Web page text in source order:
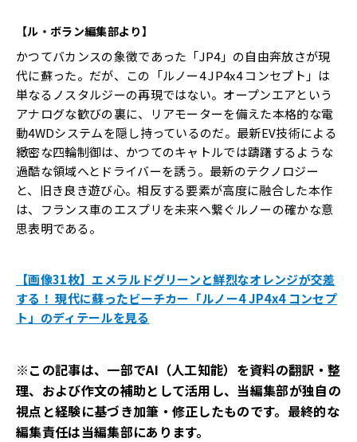
【ル・ボラン編集部より】
かつてバカンスの象徴であった「JP4」の自由奔放さが現
代に蘇った。だが、この「ルノー4 JP4x4 コンセプト」は
単なるノスタルジーの再現ではない。オープンエアという
アナログな歓びの裏に、リアモーターを備えた本格的な電
動4WDシステムを隠し持っているのだ。最新EV技術による
緻密な四輪制御は、かつてのキャトルでは躊躇するような
過酷な領域へとドライバーを誘う。最新のテクノロジー
と、旧き良き遊び心。相反する要素が高度に融合した本作
は、フランス車のエスプリを未来へ繋ぐルノーの確かな意
思表明である。
【画像31枚】エメラルドグリーンと鮮烈なオレンジが交差
する！ 現代に蘇ったビーチカー「ルノー4 JP4x4 コンセプ
ト」のディテールを見る
※この記事は、一部でAI（人工知能）を資料の翻訳・整
理、および作文の補助として活用し、当編集部が独自の
視点と経験に基づき加筆・修正したものです。最終的な
編集責任は当編集部にあります。